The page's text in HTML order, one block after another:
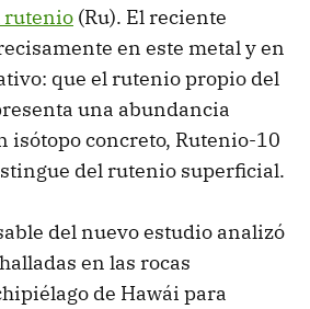
rutenio (Ru). El reciente
en este metal y en
que el rutenio propio del
una abundancia
isótopo concreto, Rutenio-10
del rutenio superficial.
del nuevo estudio analizó
en las rocas
de Hawái para